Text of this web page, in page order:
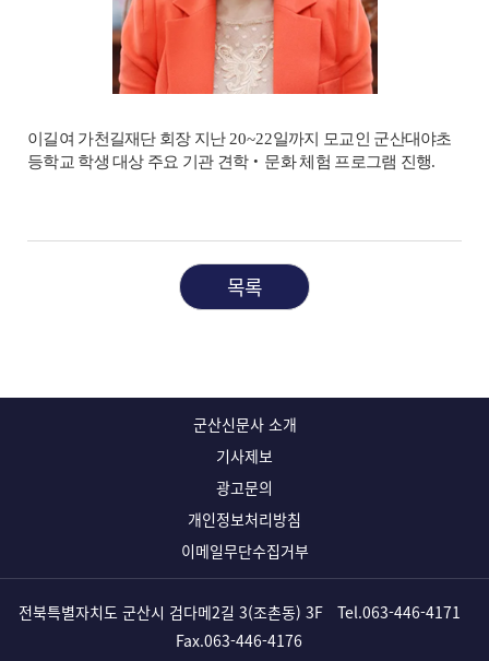
이길여 가천길재단 회장 지난20~22일까지 모교인 군산대야초
등학교 학생 대상 주요 기관 견학‧ 문화 체험 프로그램 진행.
목록
군산신문사 소개
기사제보
광고문의
개인정보처리방침
이메일무단수집거부
전북특별자치도 군산시 검다메2길 3(조촌동) 3F Tel.063-446-4171
Fax.063-446-4176